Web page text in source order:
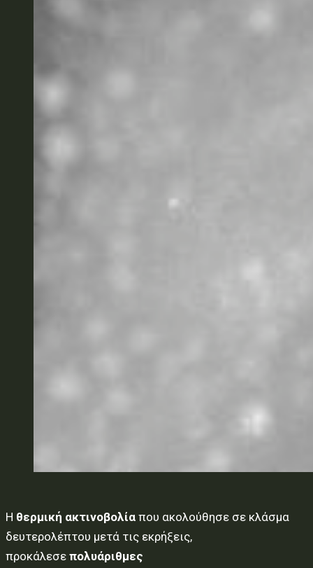
Η θερμική ακτινοβολία που ακολούθησε σε κλάσμα
δευτερολέπτου μετά τις εκρήξεις,
προκάλεσε πολυάριθμες